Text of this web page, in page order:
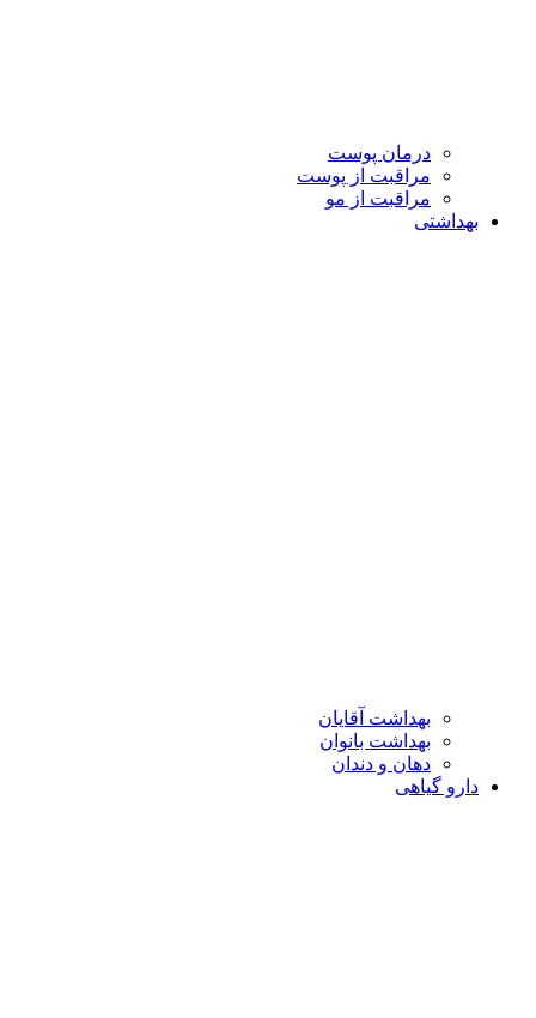
درمان پوست
مراقبت از پوست
مراقبت از مو
بهداشتی
بهداشت آقایان
بهداشت بانوان
دهان و دندان
دارو گیاهی